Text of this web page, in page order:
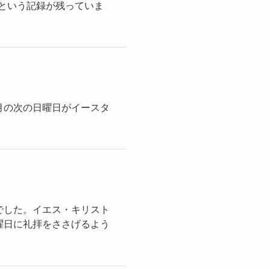
いう記録が残っていま
次の日曜日がイースタ
た。イエス・キリスト
に礼拝をささげるよう